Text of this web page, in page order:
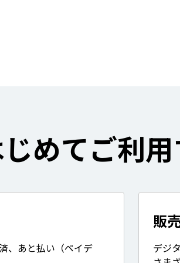
めてご利
、あと払い（ペイデ
販
デジ